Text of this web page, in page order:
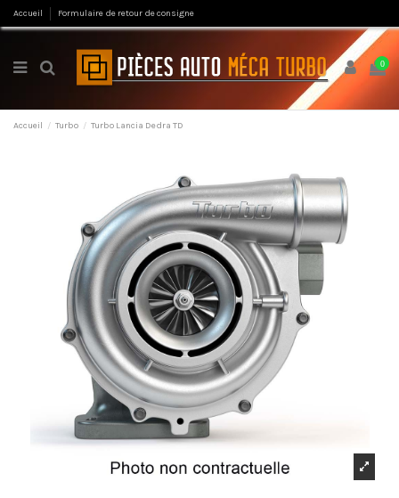
Accueil Formulaire de retour de consigne
0
Accueil Turbo Turbo Lancia Dedra TD